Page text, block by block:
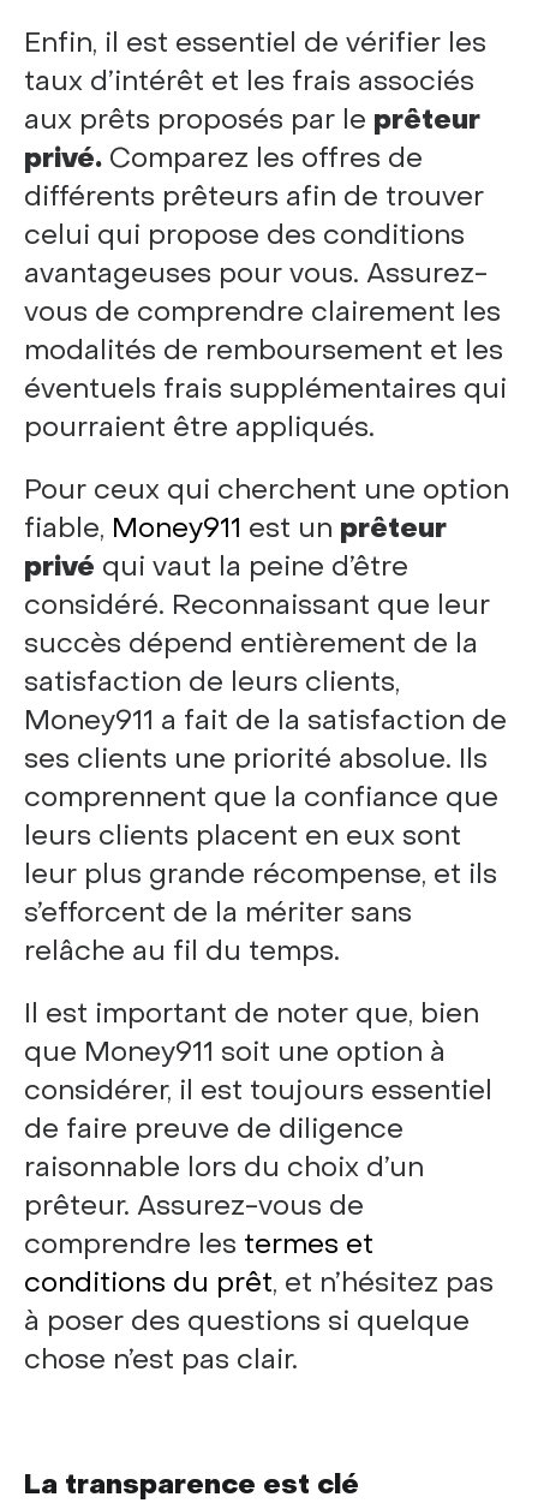
Enfin, il est essentiel de vérifier les
taux d’intérêt et les frais associés
aux prêts proposés par le prêteur
privé. Comparez les offres de
différents prêteurs afin de trouver
celui qui propose des conditions
avantageuses pour vous. Assurez-
vous de comprendre clairement les
modalités de remboursement et les
éventuels frais supplémentaires qui
pourraient être appliqués.
Pour ceux qui cherchent une option
fiable, Money911 est un prêteur
privé qui vaut la peine d’être
considéré. Reconnaissant que leur
succès dépend entièrement de la
satisfaction de leurs clients,
Money911 a fait de la satisfaction de
ses clients une priorité absolue. Ils
comprennent que la confiance que
leurs clients placent en eux sont
leur plus grande récompense, et ils
s’efforcent de la mériter sans
relâche au fil du temps.
Il est important de noter que, bien
que Money911 soit une option à
considérer, il est toujours essentiel
de faire preuve de diligence
raisonnable lors du choix d’un
prêteur. Assurez-vous de
comprendre les termes et
conditions du prêt, et n’hésitez pas
à poser des questions si quelque
chose n’est pas clair.
La transparence est clé